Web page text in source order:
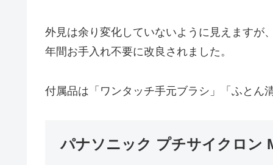
外見は余り変化していないように見えますが
年間お手入れ不要に改良されました。
付属品は「ワンタッチ手元ブラシ」「ふとん
パナソニック プチサイクロン